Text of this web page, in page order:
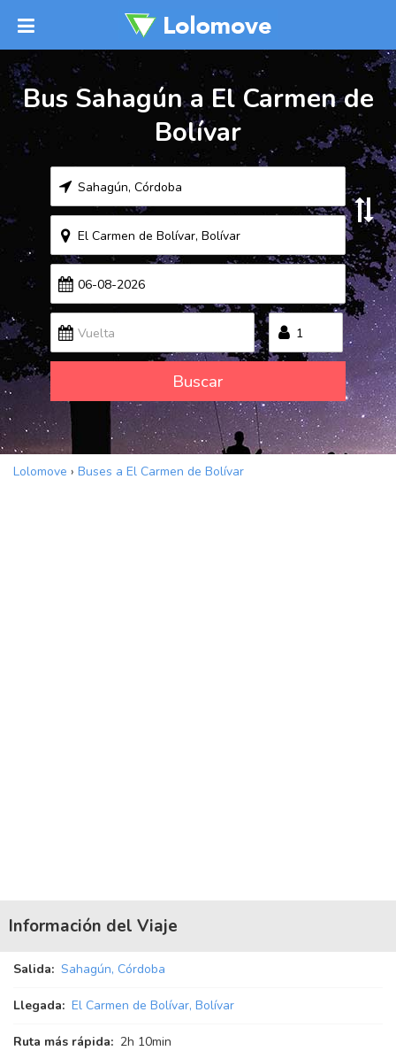
Bus Sahagún a El Carmen de
Bolívar
Buscar
Lolomove › Buses a El Carmen de Bolívar
Información del Viaje
Salida: Sahagún, Córdoba
Llegada: El Carmen de Bolívar, Bolívar
Ruta más rápida: 2h 10min